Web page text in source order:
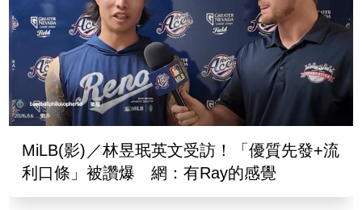
MiLB(影)／林昱珉英文受訪！「優質先發+流
利口條」被讚爆 網：有Ray的感覺